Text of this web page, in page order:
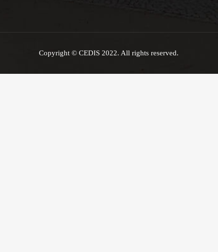
Copyright © CEDIS 2022. All rights reserved.